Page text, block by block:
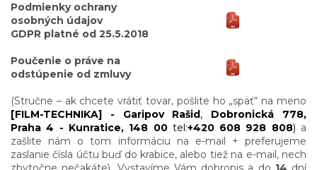
Podmienky ochrany
osobných údajov
GDPR platné od 25.5.2018
Poučenie o práve na
odstúpenie od zmluvy
(Stručne – ak chcete vrátiť tovar, pošlite ho „späť“ na meno
[FILM-TECHNIKA] - Garipov Rašid, Dobronická 778,
Praha 4 - Kunratice, 148 00tel:+420 608 928 808) a
zašlite nám o tom informáciu na e-mail + preferujeme
zaslanie čísla účtu buď do krabice, alebo tiež na e-mail, nech